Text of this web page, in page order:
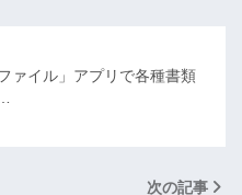
ァイル」アプリで各種書類
次の記事